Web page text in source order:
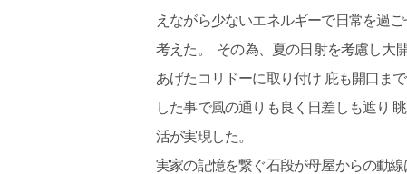
えながら少ないエネルギーで日常を過
考えた。 その為、夏の日射を考慮し大
あげたコリドーに取り付け 庇も開口ま
した事で風の通りも良く日差しも遮り
活が実現した。
実家の記憶を繋ぐ石段が母屋からの動